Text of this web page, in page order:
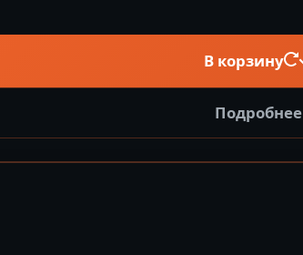
В корзину
Подробнее